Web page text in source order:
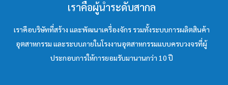
เราคือผู้นำระดับสากล
เราคือบริษัทที่สร้าง และพัฒนาเครื่องจักร รวมทั้งระบบการผลิตสินค้า
อุตสาหกรรม และระบบภายในโรงงานอุตสาหกรรมแบบครบวงจรที่ผู้
ประกอบการให้การยอมรับมานานกว่า 10 ปี